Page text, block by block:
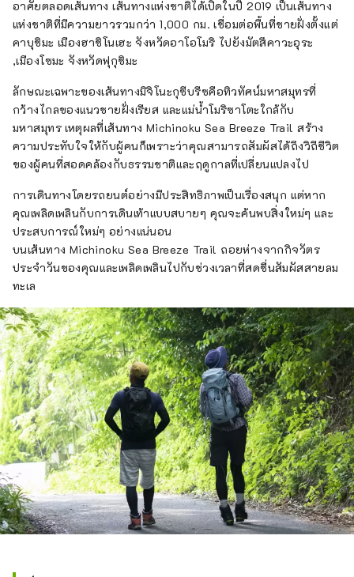
อาศัยตลอดเส้นทาง เส้นทางแห่งชาติได้เปิดในปี 2019 เป็นเส้นทาง
แห่งชาติที่มีความยาวรวมกว่า 1,000 กม. เชื่อมต่อพื้นที่ชายฝั่งตั้งแต่
คาบุชิมะ เมืองฮาชิโนเฮะ จังหวัดอาโอโมริ ไปยังมัตสึคาวะอุระ
,เมืองโซมะ จังหวัดฟุกุชิมะ
ลักษณะเฉพาะของเส้นทางมิจิโนะกุซีบรีซคือทิวทัศน์มหาสมุทรที่
กว้างไกลของแนวชายฝั่งเรียส และแม่น้ำโมริซาโตะใกล้กับ
มหาสมุทร เหตุผลที่เส้นทาง Michinoku Sea Breeze Trail สร้าง
ความประทับใจให้กับผู้คนก็เพราะว่าคุณสามารถสัมผัสได้ถึงวิถีชีวิต
ของผู้คนที่สอดคล้องกับธรรมชาติและฤดูกาลที่เปลี่ยนแปลงไป
การเดินทางโดยรถยนต์อย่างมีประสิทธิภาพเป็นเรื่องสนุก แต่หาก
คุณเพลิดเพลินกับการเดินเท้าแบบสบายๆ คุณจะค้นพบสิ่งใหม่ๆ และ
ประสบการณ์ใหม่ๆ อย่างแน่นอน
บนเส้นทาง Michinoku Sea Breeze Trail ถอยห่างจากกิจวัตร
ประจำวันของคุณและเพลิดเพลินไปกับช่วงเวลาที่สดชื่นสัมผัสสายลม
ทะเล